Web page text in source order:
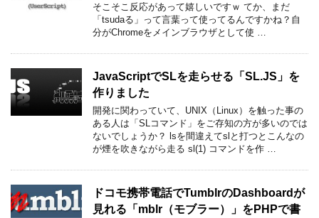
そこそこ反応があって嬉しいですｗ てか、まだ
「tsudaる」って言葉って使ってるんですかね？自
分がChromeをメインブラウザとして使 …
JavaScriptでSLを走らせる「SL.JS」を
作りました
開発に関わっていて、UNIX（Linux）を触った事の
ある人は「SLコマンド」をご存知の方が多いのでは
ないでしょうか？ lsを間違えてslと打つとこんなの
が煙を吹きながら走る sl(1) コマンドを作 …
ドコモ携帯電話でTumblrのDashboardが
見れる「mblr（モブラー）」をPHPで書